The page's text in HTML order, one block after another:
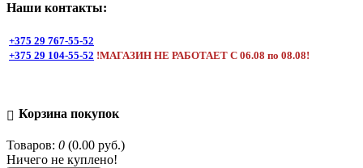
Наши контакты:
+375 29 767-55-52
+375 29 104-55-52 !МАГАЗИН НЕ РАБОТАЕТ С 06.08 по 08.08!
Корзина покупок
Товаров: 0 (0.00 руб.)
Ничего не куплено!